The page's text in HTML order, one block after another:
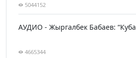
5044152
АУДИО - Жыргалбек Бабаев:
4665344